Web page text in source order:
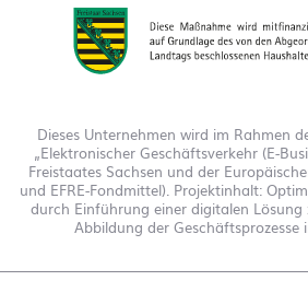
Dieses Unternehmen wird im Rahmen
„Elektronischer Geschäftsverkehr (E-
Freistaates Sachsen und der
und EFRE-Fondmittel). Projektinhalt:
durch Einführung einer digitalen
Abbildung der Geschäftsprozesse